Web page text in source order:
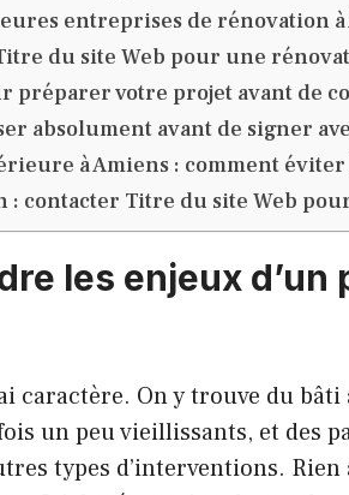
entreprises de rénovation
du site Web pour une
préparer votre projet avant de
absolument avant de signer
à Amiens : comment
: contacter Titre du site Web
les enjeux
caractère. On y trouve du bâti
un peu vieillissants, et des
types d’interventions.